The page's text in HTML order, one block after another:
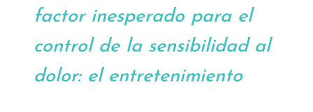
factor inesperado para el
control de la sensibilidad al
dolor: el entretenimiento